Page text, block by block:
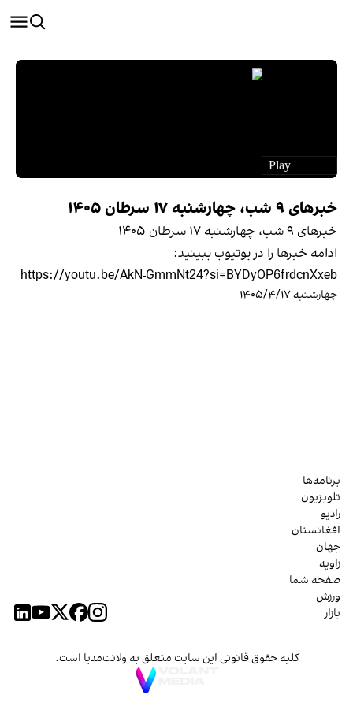
خبرهای ۹ شب، چهارشنبه ۱۷ سرطان ۱۴۰۵
خبرهای ۹ شب، چهارشنبه ۱۷ سرطان ۱۴۰۵
ادامه خبرها را در یوتیوب ببینید:
https://youtu.be/AkN-GmmNt24?si=BYDyOP6frdcnXxeb
چهارشنبه ۱۴۰۵/۴/۱۷
برنامه‌ها
تلویزیون
رادیو
افغانستان
جهان
زاویه
صفحه شما
ورزش
بازار
کلیه حقوق قانونی این سایت متعلق به ولانت‌مدیا است.